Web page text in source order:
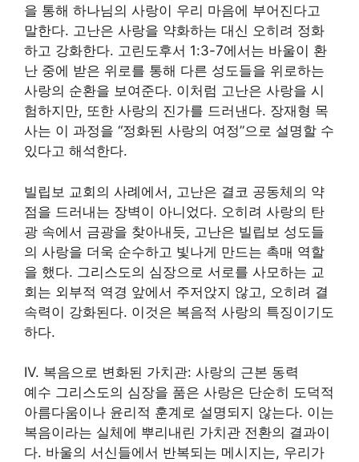
을 통해 하나님의 사랑이 우리 마음에 부어진다고
말한다. 고난은 사랑을 약화하는 대신 오히려 정화
하고 강화한다. 고린도후서 1:3-7에서는 바울이 환
난 중에 받은 위로를 통해 다른 성도들을 위로하는
사랑의 순환을 보여준다. 이처럼 고난은 사랑을 시
험하지만, 또한 사랑의 진가를 드러낸다. 장재형 목
사는 이 과정을 “정화된 사랑의 여정”으로 설명할 수
있다고 해석한다.
빌립보 교회의 사례에서, 고난은 결코 공동체의 약
점을 드러내는 장벽이 아니었다. 오히려 사랑의 탄
광 속에서 금광을 찾아내듯, 고난은 빌립보 성도들
의 사랑을 더욱 순수하고 빛나게 만드는 촉매 역할
을 했다. 그리스도의 심장으로 서로를 사모하는 교
회는 외부적 역경 앞에서 주저앉지 않고, 오히려 결
속력이 강화된다. 이것은 복음적 사랑의 특징이기도
하다.
IV. 복음으로 변화된 가치관: 사랑의 근본 동력
예수 그리스도의 심장을 품은 사랑은 단순히 도덕적
아름다움이나 윤리적 훈계로 설명되지 않는다. 이는
복음이라는 실체에 뿌리내린 가치관 전환의 결과이
다. 바울의 서신들에서 반복되는 메시지는, 우리가